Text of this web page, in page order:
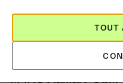
TVA
commerce
TOUT